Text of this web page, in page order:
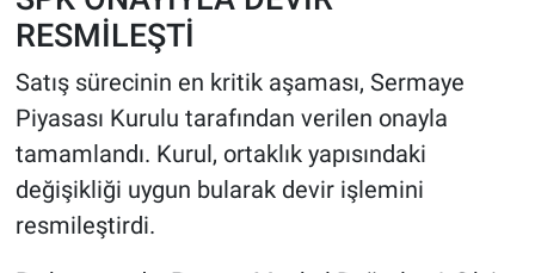
RESMİLEŞTİ
Satış sürecinin en kritik aşaması, Sermaye
Piyasası Kurulu tarafından verilen onayla
tamamlandı. Kurul, ortaklık yapısındaki
değişikliği uygun bularak devir işlemini
resmileştirdi.
MAGAZİN
Bilim, Teknoloji